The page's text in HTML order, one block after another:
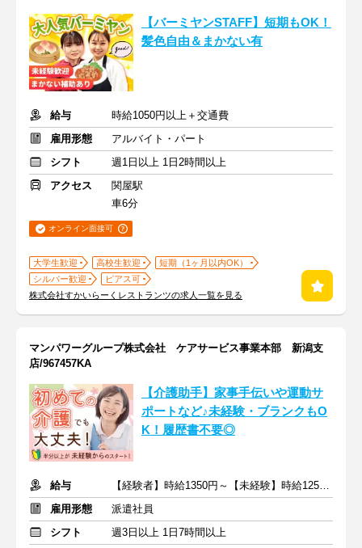
【バーミヤンSTAFF】短期もOK！
髪色自由＆まかない有
給与
時給1050円以上＋交通費
雇用形態
アルバイト・パート
シフト
週1日以上 1日2時間以上
アクセス
関屋駅
車6分
オンライン面接可
大学生歓迎 高校生歓迎
短期（1ヶ月以内OK）
シルバー歓迎
ピアス可
株式会社すかいらーくレストランツの求人一覧を見る
マンパワーグループ株式会社 ケアサービス事業本部 新潟支
店/967457KA
【介護助手】家事手伝いや運動サ
ポートなど♪未経験・ブランクもO
K！履歴書不要◎
給与
【経験者】時給1350円～【未経験】時給1250円～ ※交通費全額
雇用形態
派遣社員
シフト
週3日以上 1日7時間以上